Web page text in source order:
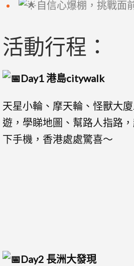
自信心爆棚，挑戰面
活動行程：
Day1 港島citywalk
天星小輪、摩天輪、怪獸大
遊，學睇地圖、幫路人指路
下手機，香港處處驚喜～
Day2 長洲大發現